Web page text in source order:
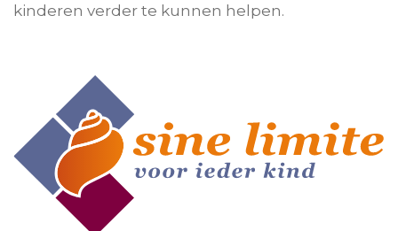
kinderen verder te kunnen helpen.